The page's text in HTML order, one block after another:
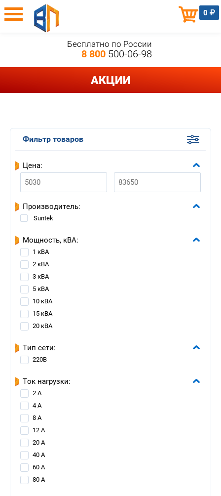
0
Бесплатно по России
8 800500-06-98
АКЦИИ
Фильтр товаров
Цена:
Производитель:
Suntek
Мощность, кВА:
1 кВА
2 кВА
3 кВА
5 кВА
10 кВА
15 кВА
20 кВА
Тип сети:
220В
Ток нагрузки:
2 А
4 А
8 А
12 А
20 А
40 А
60 А
80 А